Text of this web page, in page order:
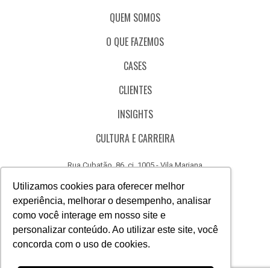
Utilizamos cookies para oferecer melhor
experiência, melhorar o desempenho, analisar
como você interage em nosso site e
personalizar conteúdo. Ao utilizar este site, você
concorda com o uso de cookies.
QUEM SOMOS
O QUE FAZEMOS
CASES
CLIENTES
INSIGHTS
CULTURA E CARREIRA
Rua Cubatão, 86, cj. 1005 - Vila Mariana
CÓDIGO DE ÉTICA
CANAL DE DENÚNCIAS